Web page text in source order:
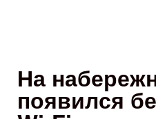
На
появился